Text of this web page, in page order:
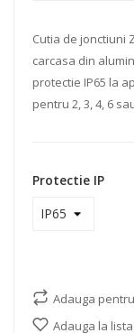
Cutia de jonctiuni
carcasa din
protectie IP65 la
pentru 2, 3, 4, 6
Protectie IP
Adauga
Adauga la